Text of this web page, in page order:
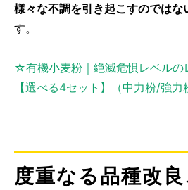
様々な不調を引き起こすのではな
す。
☆有機小麦粉｜絶滅危惧レベルの
【選べる4セット】（中力粉/強力
度重なる品種改